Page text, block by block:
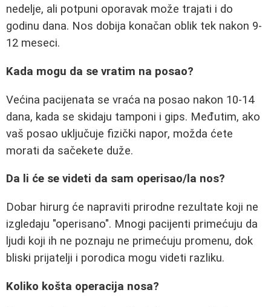
nedelje, ali potpuni oporavak može trajati i do
godinu dana. Nos dobija konačan oblik tek nakon 9-
12 meseci.
Kada mogu da se vratim na posao?
Većina pacijenata se vraća na posao nakon 10-14
dana, kada se skidaju tamponi i gips. Međutim, ako
vaš posao uključuje fizički napor, možda ćete
morati da sačekete duže.
Da li će se videti da sam operisao/la nos?
Dobar hirurg će napraviti prirodne rezultate koji ne
izgledaju "operisano". Mnogi pacijenti primećuju da
ljudi koji ih ne poznaju ne primećuju promenu, dok
bliski prijatelji i porodica mogu videti razliku.
Koliko košta operacija nosa?